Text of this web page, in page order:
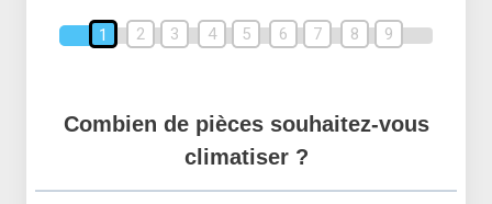
1 2 3 4 5 6 7 8 9
Combien de pièces souhaitez-vous
climatiser ?